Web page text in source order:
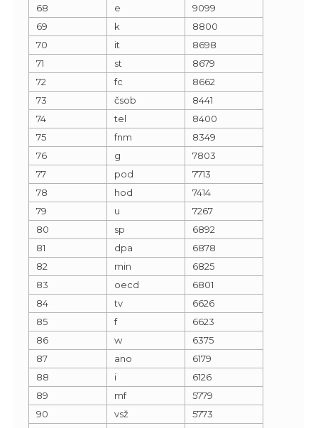
68
e
9099
69
k
8800
70
it
8698
71
st
8679
72
fc
8662
73
čsob
8441
74
tel
8400
75
fnm
8349
76
g
7803
77
pod
7713
78
hod
7414
79
u
7267
80
sp
6892
81
dpa
6878
82
min
6825
83
oecd
6801
84
tv
6626
85
f
6623
86
w
6375
87
ano
6179
88
i
6126
89
mf
5779
90
vsž
5773